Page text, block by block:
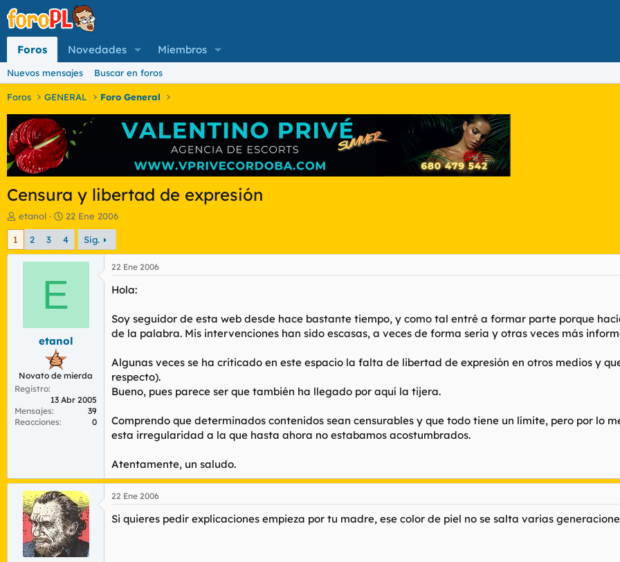
Foros Novedades Miembros
Nuevos mensajes Buscar en foros
Foros GENERAL Foro General
Censura y libertad de expresión
I
n
c
d
e
m
etanol
F
e
c
h
a
i
c
22 Ene 2006
1 2 3 4 Sig.
E
etanol
Novato de mierda
Registro
13 Abr 2005
Mensajes
39
Reacciones
0
22 Ene 2006
Hola:
Soy seguidor de esta web desde hace bastante tiempo, y como tal entré a formar parte porque
de la palabra. Mis intervenciones han sido escasas, a veces de forma seria y otras veces más
Algunas veces se ha criticado en este espacio la falta de libertad de expresión en otros medios y
respecto).
Bueno, pues parece ser que también ha llegado por aquí la tijera.
Comprendo que determinados contenidos sean censurables y que todo tiene un límite, pero por lo
esta irregularidad a la que hasta ahora no estabamos acostumbrados.
Atentamente, un saludo.
22 Ene 2006
Si quieres pedir explicaciones empieza por tu madre, ese color de piel no se salta varias